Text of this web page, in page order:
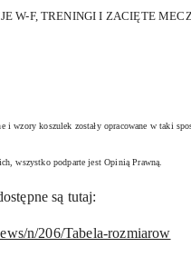
W-F, TRENINGI I ZACIĘTE
i wzory koszulek zostały opracowane w taki
wszystko podparte jest Opinią Prawną.
są tutaj:
n/206/Tabela-rozmiarow